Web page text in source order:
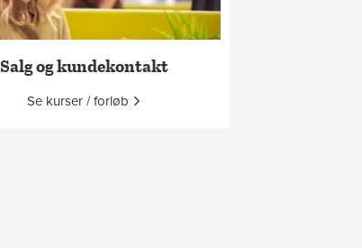
Salg og kundekontakt
Se kurser / forløb